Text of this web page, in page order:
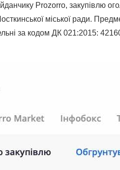
Prozorro, закупівлю
міської ради.
за кодом ДК 021:2015: